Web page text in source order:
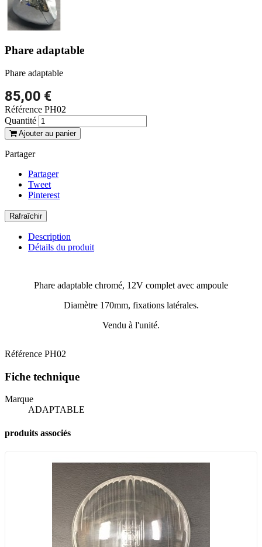
Phare adaptable
Phare adaptable
85,00 €
Référence PH02
Quantité
Ajouter au panier
Partager
Partager
Tweet
Pinterest
Description
Détails du produit
Phare adaptable chromé, 12V complet avec ampoule
Diamètre 170mm, fixations latérales.
Vendu à l'unité.
Référence PH02
Fiche technique
Marque
ADAPTABLE
produits associés